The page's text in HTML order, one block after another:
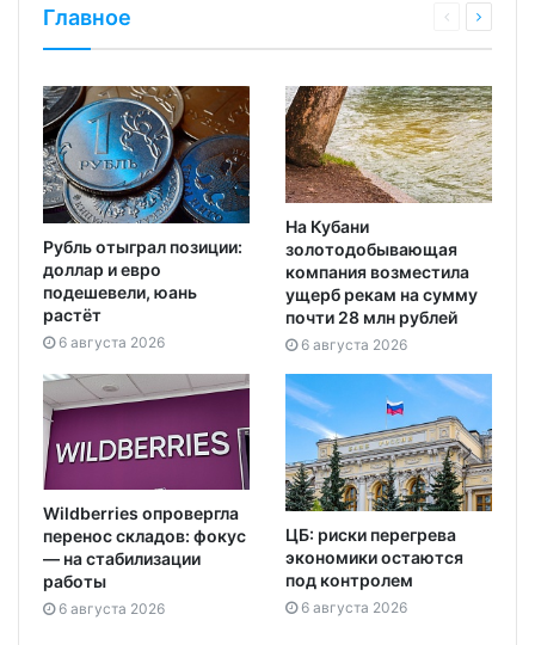
Главное
Рубль отыграл позиции:
доллар и евро
подешевели, юань
растёт
6 августа 2026
На Кубани
золотодобывающая
компания возместила
ущерб рекам на сумму
почти 28 млн рублей
6 августа 2026
Wildberries опровергла
перенос складов: фокус
— на стабилизации
работы
6 августа 2026
ЦБ: риски перегрева
экономики остаются
под контролем
6 августа 2026